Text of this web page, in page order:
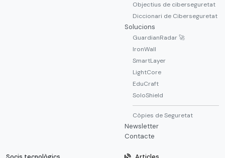
Objectius de ciberseguretat
Diccionari de Ciberseguretat
Solucions
GuardianRadar 🚀
IronWall
SmartLayer
LightCore
EduCraft
SoloShield
Còpies de Seguretat
Newsletter
Contacte